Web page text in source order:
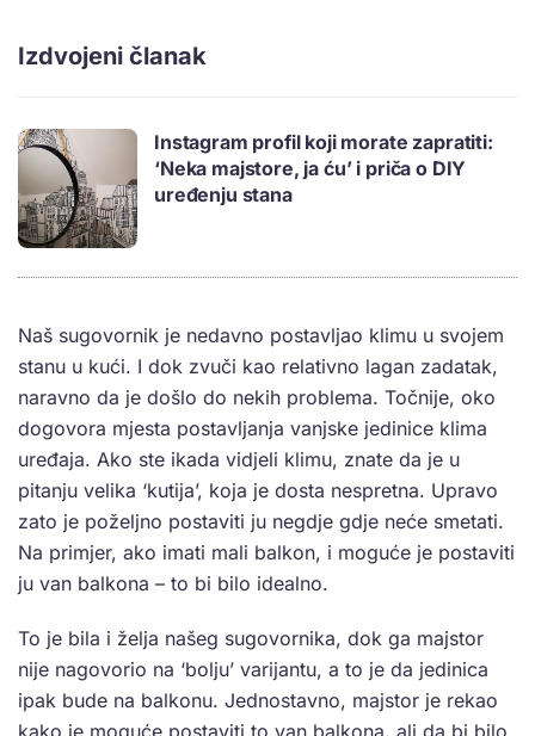
Izdvojeni članak
Instagram profil koji morate zapratiti:
‘Neka majstore, ja ću’ i priča o DIY
uređenju stana
Naš sugovornik je nedavno postavljao klimu u svojem
stanu u kući. I dok zvuči kao relativno lagan zadatak,
naravno da je došlo do nekih problema. Točnije, oko
dogovora mjesta postavljanja vanjske jedinice klima
uređaja. Ako ste ikada vidjeli klimu, znate da je u
pitanju velika ‘kutija’, koja je dosta nespretna. Upravo
zato je poželjno postaviti ju negdje gdje neće smetati.
Na primjer, ako imati mali balkon, i moguće je postaviti
ju van balkona – to bi bilo idealno.
To je bila i želja našeg sugovornika, dok ga majstor
nije nagovorio na ‘bolju’ varijantu, a to je da jedinica
ipak bude na balkonu. Jednostavno, majstor je rekao
kako je moguće postaviti to van balkona, ali da bi bilo